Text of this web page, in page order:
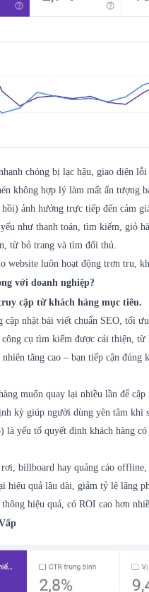
chóng bị lạc hậu, giao diện
không hợp lý làm mất ấn tượng
ảnh hưởng trực tiếp đến cảm
như thanh toán, tìm kiếm, giỏ
từ bỏ trang và tìm đối thủ.
website luôn hoạt động trơn tru,
với doanh nghiệp?
cập từ khách hàng mục tiêu.
cập nhật bài viết chuẩn SEO, tối
cụ tìm kiếm được cải thiện, từ
tăng cao – bạn tiếp cận đúng
muốn quay lại nhiều lần để cập
kỳ giúp người dùng yên tâm khi
yếu tố quyết định khách hàng
billboard hay quảng cáo
quả lâu dài, giảm tỷ lệ lãng
hiệu quả, có ROI cao hơn